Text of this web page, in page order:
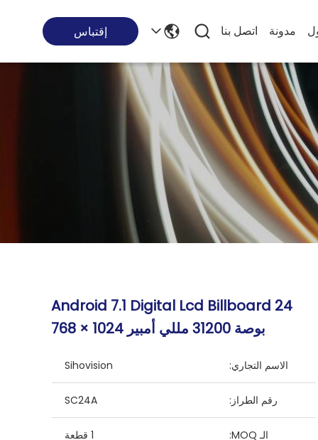
مدونة اتصل بنا إقتباس
Android 7.1 Digital Lcd Billboard 24
بوصة 31200 مللي أمبير 1024 × 768
الاسم التجاري: Sihovision
رقم الطراز: SC24A
الـ MOQ: 1 قطعة